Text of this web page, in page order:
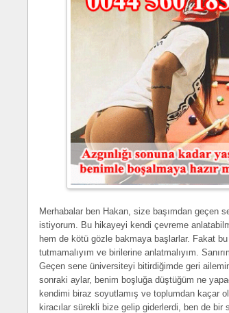
Merhabalar ben Hakan, size başımdan geçen
istiyorum. Bu hikayeyi kendi çevreme
hem de kötü gözle bakmaya başlarlar. Fakat bu
tutmamalıyım ve birilerine anlatmalıyım.
Geçen sene üniversiteyi bitirdiğimde geri
sonraki aylar, benim boşluğa düştüğüm ne
kendimi biraz soyutlamış ve toplumdan kaçar
kiracılar sürekli bize gelip giderlerdi, ben de